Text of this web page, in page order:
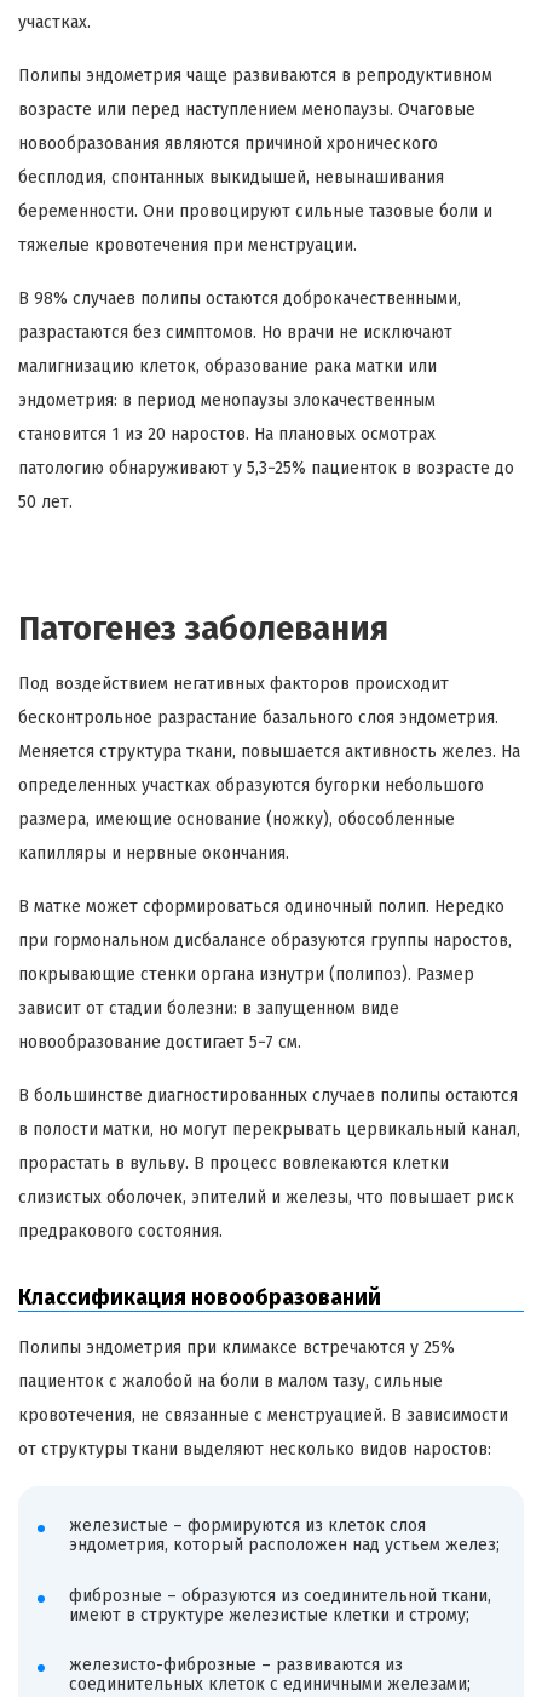
участках.
Полипы эндометрия чаще развиваются в репродуктивном
возрасте или перед наступлением менопаузы. Очаговые
новообразования являются причиной хронического
бесплодия, спонтанных выкидышей, невынашивания
беременности. Они провоцируют сильные тазовые боли и
тяжелые кровотечения при менструации.
В 98% случаев полипы остаются доброкачественными,
разрастаются без симптомов. Но врачи не исключают
малигнизацию клеток, образование рака матки или
эндометрия: в период менопаузы злокачественным
становится 1 из 20 наростов. На плановых осмотрах
патологию обнаруживают у 5,3−25% пациенток в возрасте до
50 лет.
Патогенез заболевания
Под воздействием негативных факторов происходит
бесконтрольное разрастание базального слоя эндометрия.
Меняется структура ткани, повышается активность желез. На
определенных участках образуются бугорки небольшого
размера, имеющие основание (ножку), обособленные
капилляры и нервные окончания.
В матке может сформироваться одиночный полип. Нередко
при гормональном дисбалансе образуются группы наростов,
покрывающие стенки органа изнутри (полипоз). Размер
зависит от стадии болезни: в запущенном виде
новообразование достигает 5−7 см.
В большинстве диагностированных случаев полипы остаются
в полости матки, но могут перекрывать цервикальный канал,
прорастать в вульву. В процесс вовлекаются клетки
слизистых оболочек, эпителий и железы, что повышает риск
предракового состояния.
Классификация новообразований
Полипы эндометрия при климаксе встречаются у 25%
пациенток с жалобой на боли в малом тазу, сильные
кровотечения, не связанные с менструацией. В зависимости
от структуры ткани выделяют несколько видов наростов:
железистые – формируются из клеток слоя
эндометрия, который расположен над устьем желез;
фиброзные – образуются из соединительной ткани,
имеют в структуре железистые клетки и строму;
железисто-фиброзные – развиваются из
соединительных клеток с единичными железами;